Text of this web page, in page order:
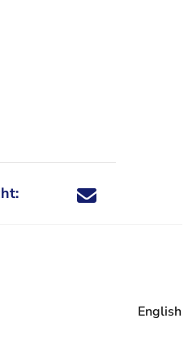
Deel dit nieuwsbericht
Deel dit
Deel dit
Deel dit
English